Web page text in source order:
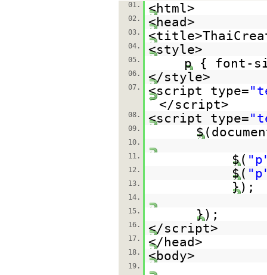
01. <html>
02. <head>
03.
04. <style>
05. p { font-
06. </style>
07. <script type=
</script>
08. <script type=
09.
10.
11.
$(
12. $(
13. });
14.
15.
});
16. </script>
17. </head>
18. <body>
19.